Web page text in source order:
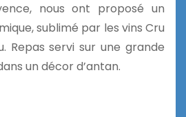
nous ont proposé un
sublimé par les vins Cru
Repas servi sur une grande
un décor d’antan.